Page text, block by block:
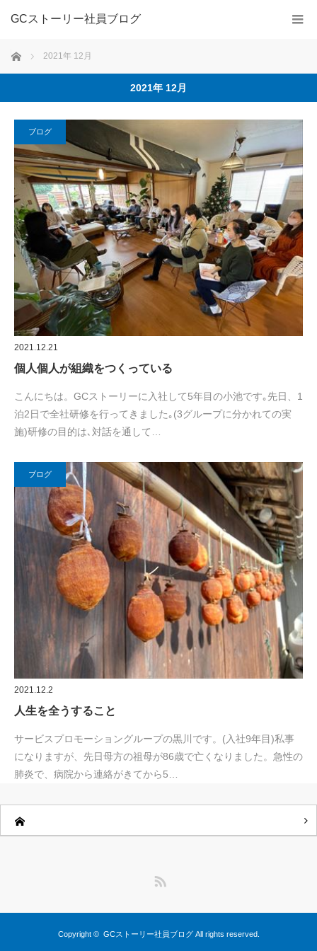
GCストーリー社員ブログ
ホーム 2021年 12月
2021年 12月
ブログ
2021.12.21
個人個人が組織をつくっている
こんにちは。GCストーリーに入社して5年目の小池です｡先日、1
泊2日で全社研修を行ってきました｡(3グループに分かれての実
施)研修の目的は､対話を通して…
ブログ
2021.12.2
人生を全うすること
サービスプロモーショングループの黒川です。(入社9年目)私事
になりますが、先日母方の祖母が86歳で亡くなりました。急性の
肺炎で、病院から連絡がきてから5…
Copyright © GCストーリー社員ブログAll rights reserved.